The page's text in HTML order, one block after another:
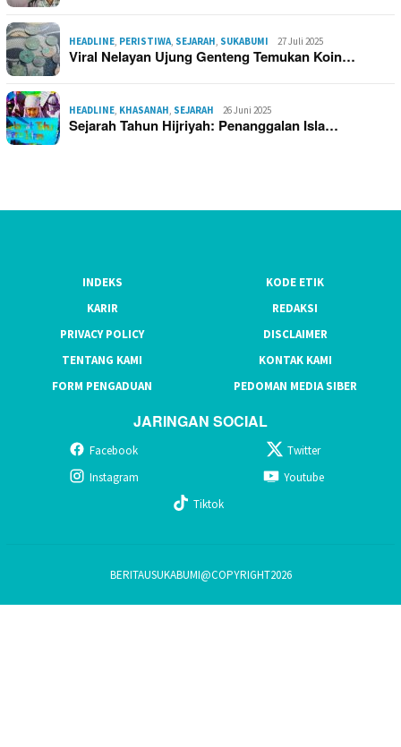
HEADLINE, PERISTIWA, SEJARAH, SUKABUMI 27 Juli 2025
Viral Nelayan Ujung Genteng Temukan Koin…
HEADLINE, KHASANAH, SEJARAH 26 Juni 2025
Sejarah Tahun Hijriyah: Penanggalan Isla…
INDEKS
KODE ETIK
KARIR
REDAKSI
PRIVACY POLICY
DISCLAIMER
TENTANG KAMI
KONTAK KAMI
FORM PENGADUAN
PEDOMAN MEDIA SIBER
JARINGAN SOCIAL
Facebook
Twitter
Instagram
Youtube
Tiktok
BERITAUSUKABUMI@COPYRIGHT2026